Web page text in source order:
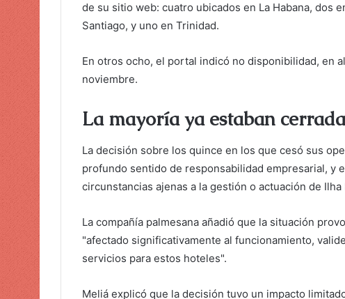
de su sitio web: cuatro ubicados en La Habana, dos
Santiago, y uno en Trinidad.
En otros ocho, el portal indicó no disponibilidad, en
noviembre.
La mayoría ya estaban
La decisión sobre los quince en los que cesó sus
profundo sentido de responsabilidad empresarial, y
circunstancias ajenas a la gestión o actuación de Ilha
La compañía palmesana añadió que la situación
"afectado significativamente al funcionamiento,
servicios para estos hoteles".
Meliá explicó que la decisión tuvo un impacto